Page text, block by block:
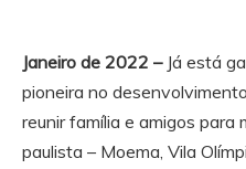
Janeiro de 2022 – Já está
pioneira no
reunir família e amigos para
paulista – Moema, Vila